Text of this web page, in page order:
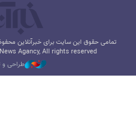
تمامی حقوق این سایت برای خبرآنلاین
Agancy, All rights reserved
طراحی و